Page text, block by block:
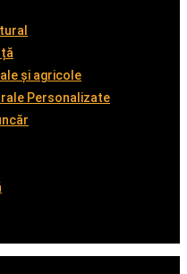
și agricole
Personalizate